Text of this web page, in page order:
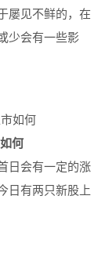
屡见不鲜的，在
少会有一些影
何
日会有一定的涨
日有两只新股上